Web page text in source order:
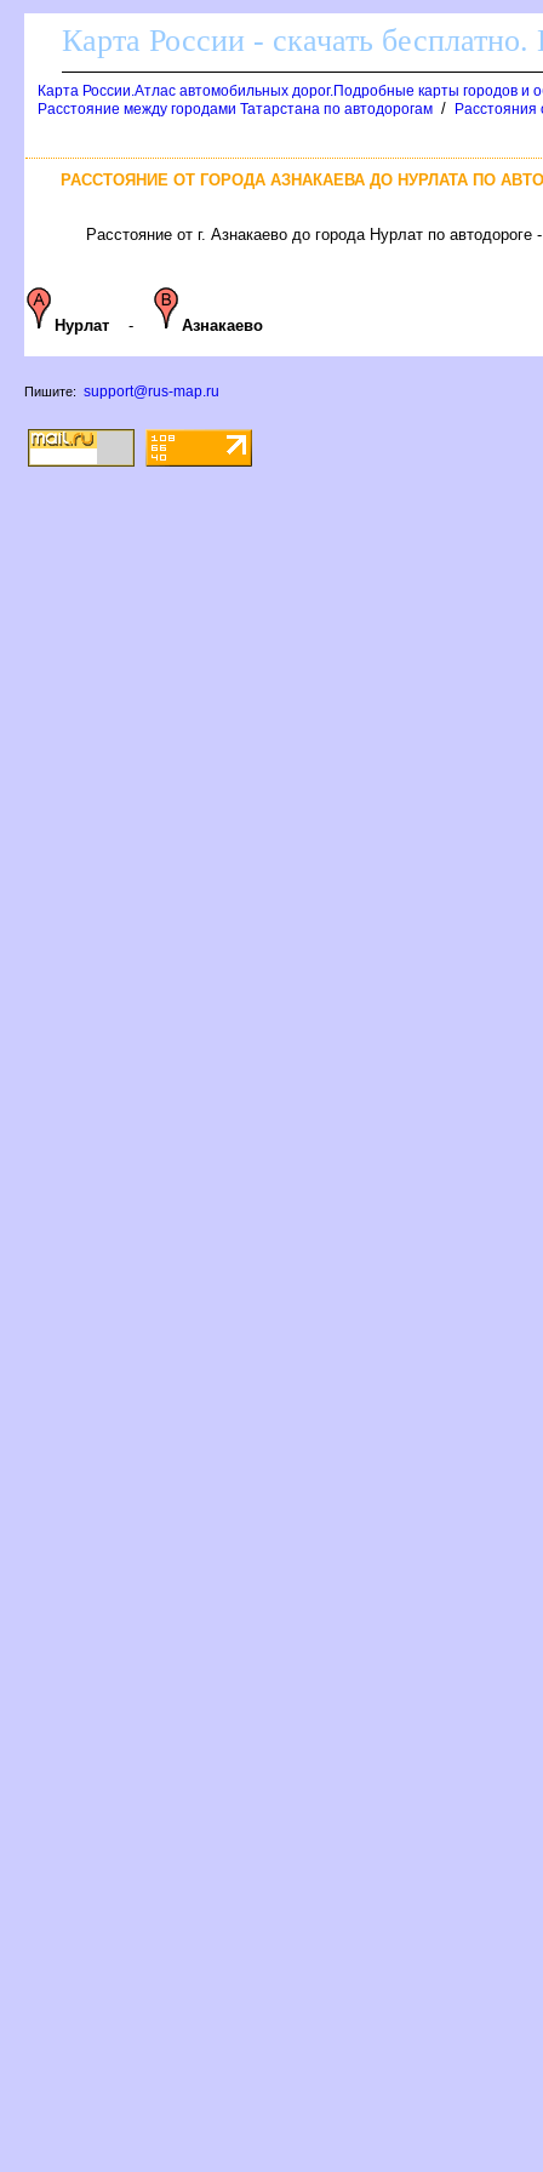
Карта России - скачать
Карта России.Атлас автомобильных дорог.Подробные карты городов и
Расстояние между городами Татарстана по автодорогам / Расстояния
РАССТОЯНИЕ ОТ ГОРОДА АЗНАКАЕВА ДО НУРЛАТА ПО
Расстояние от г. Азнакаево до города Нурлат по автодороге
Нурлат - Азнакаево
Пишите: support@rus-map.ru